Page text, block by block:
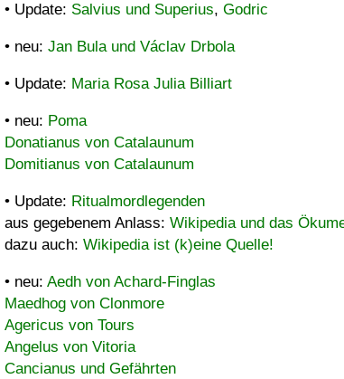
• Update: Salvius und Superius, Godric
• neu: Jan Bula und Václav Drbola
• Update: Maria Rosa Julia Billiart
• neu: Poma
Donatianus von Catalaunum
Domitianus von Catalaunum
• Update: Ritualmordlegenden
aus gegebenem Anlass: Wikipedia und das
dazu auch: Wikipedia ist (k)eine Quelle!
• neu: Aedh von Achard-Finglas
Maedhog von Clonmore
Agericus von Tours
Angelus von Vitoria
Cancianus und Gefährten